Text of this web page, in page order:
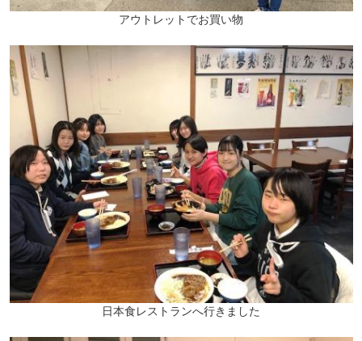
アウトレットでお買い物
日本食レストランへ行きました